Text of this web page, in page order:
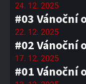
24. 12. 2025
#03 Vánoční
22. 12. 2025
#02 Vánoční
17. 12. 2025
#01 Vánoční